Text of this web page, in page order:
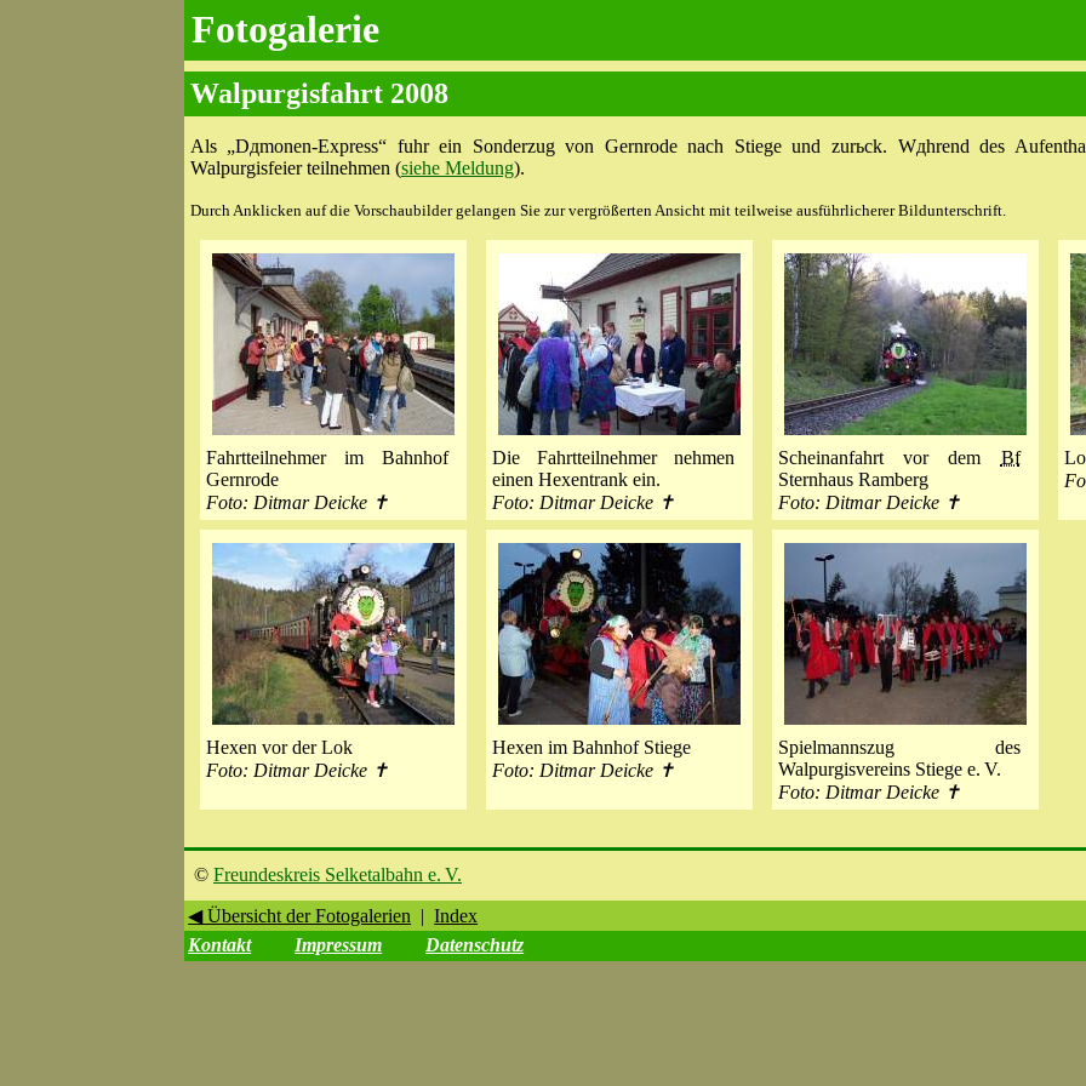
Fotogalerie
Walpurgisfahrt 2008
Als „Dдmonen-Express“ fuhr ein Sonderzug von Gernrode nach Stiege und zurьck. Wдhrend des
Walpurgisfeier teilnehmen (siehe Meldung).
Durch Anklicken auf die Vorschaubilder gelangen Sie zur vergrößerten Ansicht mit teilweise ausführlicherer Bildunterschrift.
Fahrtteilnehmer im Bahnhof
Gernrode
Foto: Ditmar Deicke ✝
Die Fahrtteilnehmer nehmen
einen Hexentrank ein.
Foto: Ditmar Deicke ✝
Scheinanfahrt vor dem Bf
Sternhaus Ramberg
Foto: Ditmar Deicke ✝
Hexen vor der Lok
Foto: Ditmar Deicke ✝
Hexen im Bahnhof Stiege
Foto: Ditmar Deicke ✝
Spielmannszug des
Walpurgisvereins Stiege e. V.
Foto: Ditmar Deicke ✝
© Freundeskreis Selketalbahn e. V.
◀ Übersicht der Fotogalerien |Index
Kontakt
Impressum Datenschutz